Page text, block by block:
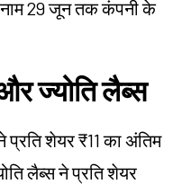
29 जून तक कंपनी के
ज्योति लैब्स
शेयर ₹11 का अंतिम
लैब्स ने प्रति शेयर